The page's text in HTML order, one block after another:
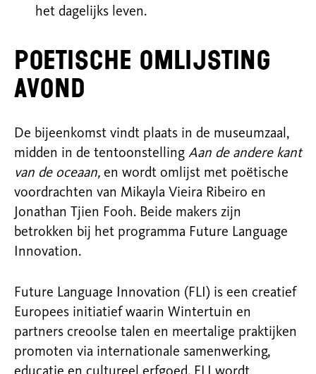
het dagelijks leven.
Poetische omlijsting
avond
De bijeenkomst vindt plaats in de museumzaal,
midden in de tentoonstelling Aan de andere kant
van de oceaan, en wordt omlijst met poëtische
voordrachten van Mikayla Vieira Ribeiro en
Jonathan Tjien Fooh. Beide makers zijn
betrokken bij het programma Future Language
Innovation.
Future Language Innovation (FLI) is een creatief
Europees initiatief waarin Wintertuin en
partners creoolse talen en meertalige praktijken
promoten via internationale samenwerking,